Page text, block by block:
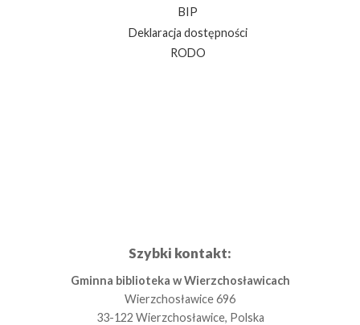
BIP
Deklaracja dostępności
RODO
Szybki kontakt:
Gminna biblioteka w Wierzchosławicach
Wierzchosławice 696
33-122 Wierzchosławice, Polska